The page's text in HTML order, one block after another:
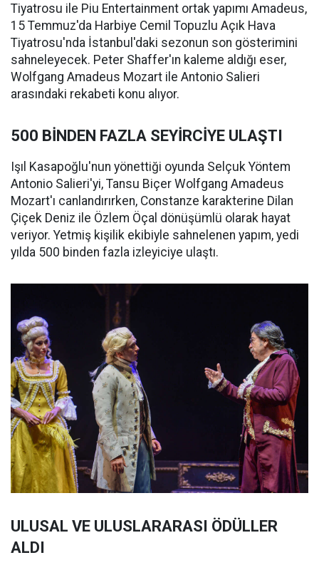
Tiyatrosu ile Piu Entertainment ortak yapımı Amadeus,
15 Temmuz'da Harbiye Cemil Topuzlu Açık Hava
Tiyatrosu'nda İstanbul'daki sezonun son gösterimini
sahneleyecek. Peter Shaffer'ın kaleme aldığı eser,
Wolfgang Amadeus Mozart ile Antonio Salieri
arasındaki rekabeti konu alıyor.
500 BİNDEN FAZLA SEYİRCİYE ULAŞTI
Işıl Kasapoğlu'nun yönettiği oyunda Selçuk Yöntem
Antonio Salieri'yi, Tansu Biçer Wolfgang Amadeus
Mozart'ı canlandırırken, Constanze karakterine Dilan
Çiçek Deniz ile Özlem Öçal dönüşümlü olarak hayat
veriyor. Yetmiş kişilik ekibiyle sahnelenen yapım, yedi
yılda 500 binden fazla izleyiciye ulaştı.
ULUSAL VE ULUSLARARASI ÖDÜLLER
ALDI